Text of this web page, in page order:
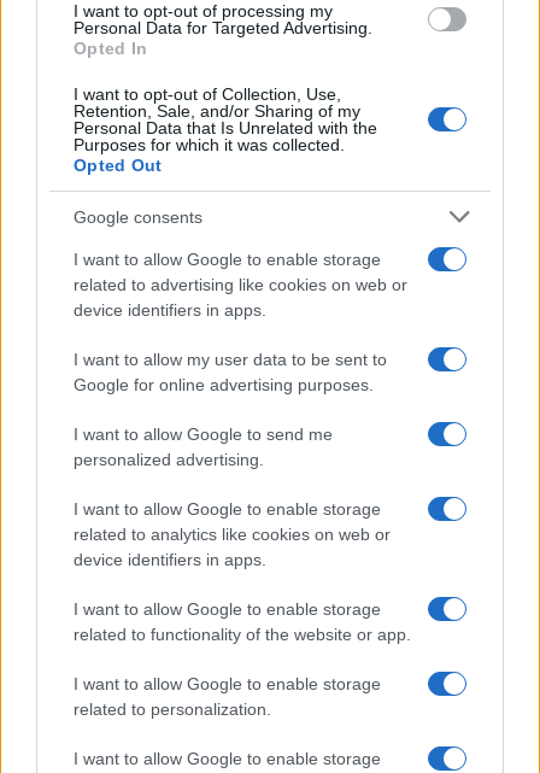
I want to opt-out of processing my
Personal Data for Targeted Advertising.
Opted In
I want to opt-out of Collection, Use,
Retention, Sale, and/or Sharing of my
Personal Data that Is Unrelated with the
Purposes for which it was collected.
Opted Out
Google consents
I want to allow Google to enable storage
related to advertising like cookies on web or
device identifiers in apps.
I want to allow my user data to be sent to
Google for online advertising purposes.
I want to allow Google to send me
personalized advertising.
I want to allow Google to enable storage
related to analytics like cookies on web or
device identifiers in apps.
I want to allow Google to enable storage
related to functionality of the website or app.
I want to allow Google to enable storage
related to personalization.
I want to allow Google to enable storage
Continua a leggere
PEOPLE NEWS